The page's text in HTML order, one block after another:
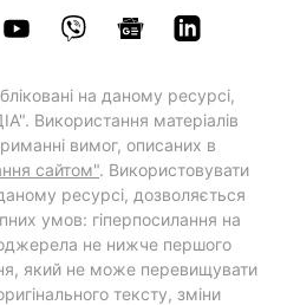
на даному ресурсі,
Використання матеріалів
вимог, описаних в
сайтом". Використовувати
ресурсі, дозволяється
умов: гіперпосилання на
не нижче першого
який не може перевищувати
тексту, зміни